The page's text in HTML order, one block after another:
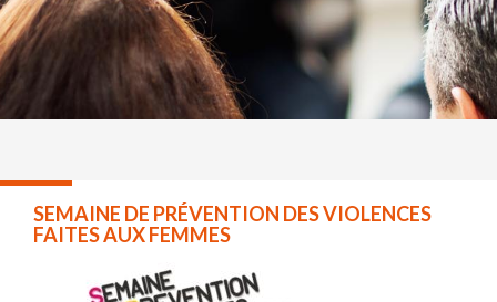
SEMAINE DE PRÉVENTION DES VIOLENCES
FAITES AUX FEMMES